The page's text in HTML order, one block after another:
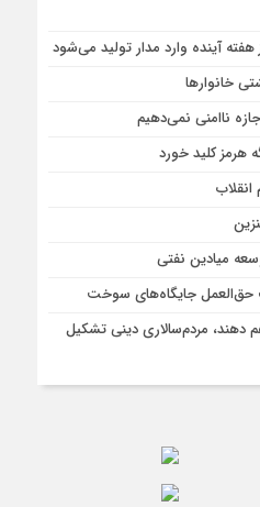
هفته آینده وارد مدار تولید می‌شود
خانوارها
ناامنی نمی‌دهیم
هرمز کلید خورد
میادین نفتی
حق‌العمل جایگاه‌های سوخت
مردم‌سالاری دینی تشکیل